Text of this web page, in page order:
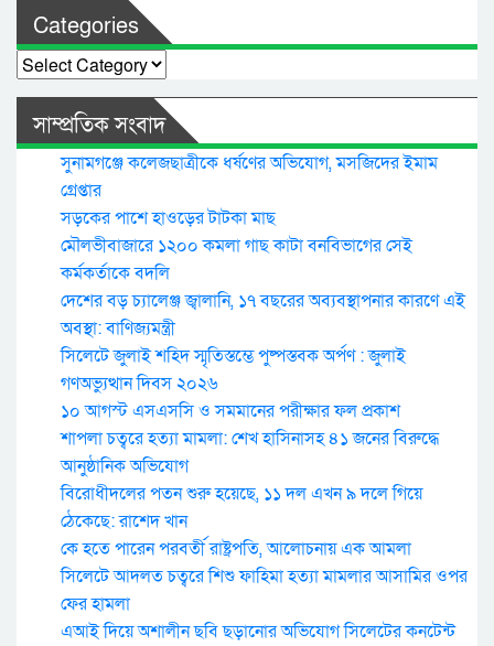
Categories
Categories
সাম্প্রতিক সংবাদ
সুনামগঞ্জে কলেজছাত্রীকে ধর্ষণের অভিযোগ, মসজিদের ইমাম
গ্রেপ্তার
সড়কের পাশে হাওড়ের টাটকা মাছ
মৌলভীবাজারে ১২০০ কমলা গাছ কাটা বনবিভাগের সেই
কর্মকর্তাকে বদলি
দেশের বড় চ্যালেঞ্জ জ্বালানি, ১৭ বছরের অব্যবস্থাপনার কারণে এই
অবস্থা: বাণিজ্যমন্ত্রী
সিলেটে জুলাই শহিদ স্মৃতিস্তম্ভে পুষ্পস্তবক অর্পণ : জুলাই
গণঅভ্যুত্থান দিবস ২০২৬
১০ আগস্ট এসএসসি ও সমমানের পরীক্ষার ফল প্রকাশ
শাপলা চত্বরে হত্যা মামলা: শেখ হাসিনাসহ ৪১ জনের বিরুদ্ধে
আনুষ্ঠানিক অভিযোগ
বিরোধীদলের পতন শুরু হয়েছে, ১১ দল এখন ৯ দলে গিয়ে
ঠেকেছে: রাশেদ খান
কে হতে পারেন পরবর্তী রাষ্ট্রপতি, আলোচনায় এক আমলা
সিলেটে আদলত চত্বরে শিশু ফাহিমা হত্যা মামলার আসামির ওপর
ফের হামলা
এআই দিয়ে অশালীন ছবি ছড়ানোর অভিযোগ সিলেটের কনটেন্ট